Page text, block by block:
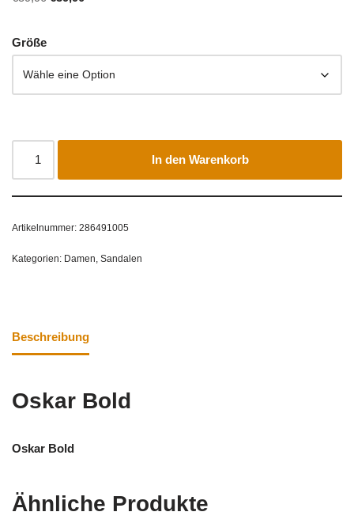
Größe
In den Warenkorb
Artikelnummer: 286491005
Kategorien: Damen Sandalen
Beschreibung
Oskar Bold
Oskar Bold
Ähnliche Produkte